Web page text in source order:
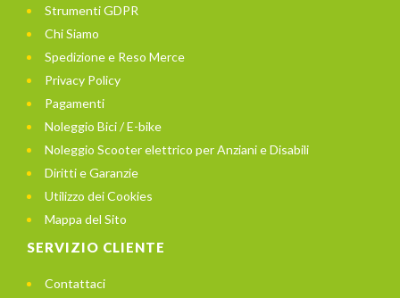
Strumenti GDPR
Chi Siamo
Spedizione e Reso Merce
Privacy Policy
Pagamenti
Noleggio Bici / E-bike
Noleggio Scooter elettrico per Anziani e Disabili
Diritti e Garanzie
Utilizzo dei Cookies
Mappa del Sito
SERVIZIO CLIENTE
Contattaci